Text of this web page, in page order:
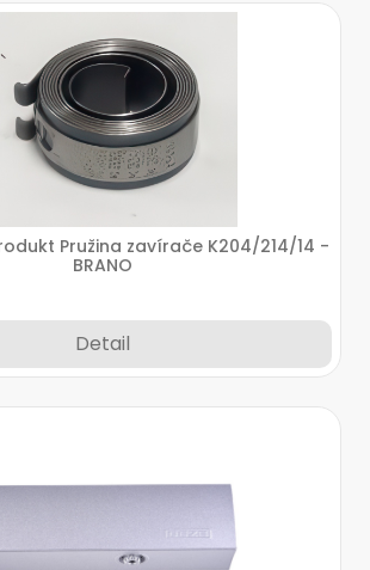
Pružina zavírače K204/214/14 -
BRANO
Detail